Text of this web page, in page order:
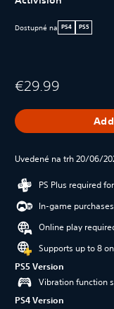
Dostupné na PS4 PS5
€29.99
Uvedené na trh 20/06/
PS Plus required
In-game
Online play
Supports up to 8
PS5 Version
Vibration function
PS4 Version